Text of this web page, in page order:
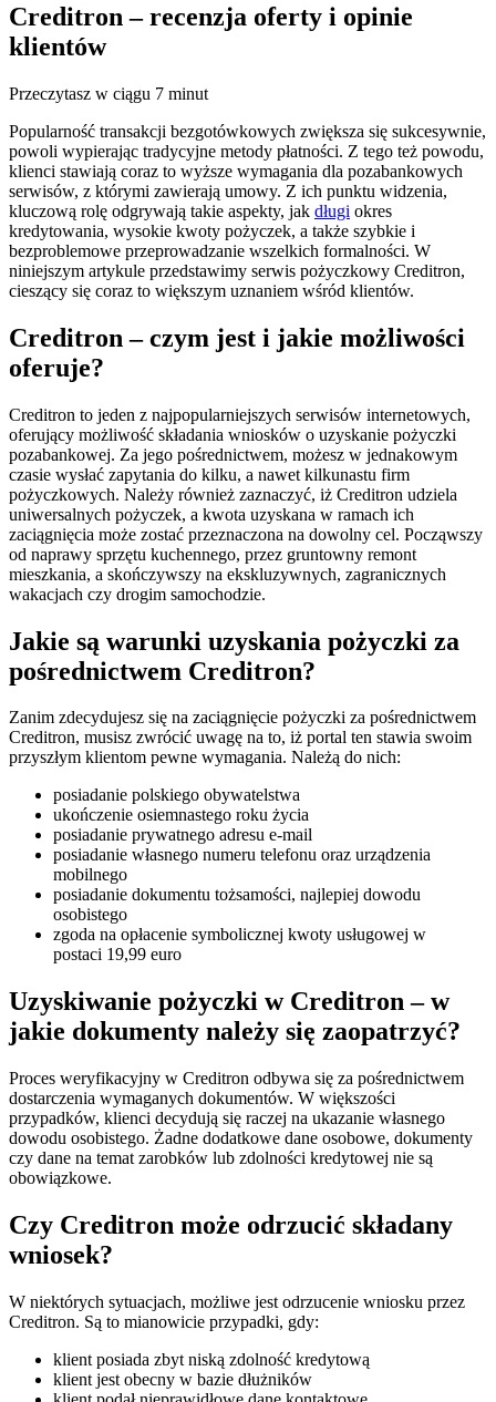
Creditron – recenzja oferty i opinie
klientów
Przeczytasz w ciągu 7 minut
Popularność transakcji bezgotówkowych zwiększa się sukcesywnie,
powoli wypierając tradycyjne metody płatności. Z tego też powodu,
klienci stawiają coraz to wyższe wymagania dla pozabankowych
serwisów, z którymi zawierają umowy. Z ich punktu widzenia,
kluczową rolę odgrywają takie aspekty, jak długi okres
kredytowania, wysokie kwoty pożyczek, a także szybkie i
bezproblemowe przeprowadzanie wszelkich formalności. W
niniejszym artykule przedstawimy serwis pożyczkowy Creditron,
cieszący się coraz to większym uznaniem wśród klientów.
Creditron – czym jest i jakie możliwości
oferuje?
Creditron to jeden z najpopularniejszych serwisów internetowych,
oferujący możliwość składania wniosków o uzyskanie pożyczki
pozabankowej. Za jego pośrednictwem, możesz w jednakowym
czasie wysłać zapytania do kilku, a nawet kilkunastu firm
pożyczkowych. Należy również zaznaczyć, iż Creditron udziela
uniwersalnych pożyczek, a kwota uzyskana w ramach ich
zaciągnięcia może zostać przeznaczona na dowolny cel. Począwszy
od naprawy sprzętu kuchennego, przez gruntowny remont
mieszkania, a skończywszy na ekskluzywnych, zagranicznych
wakacjach czy drogim samochodzie.
Jakie są warunki uzyskania pożyczki za
pośrednictwem Creditron?
Zanim zdecydujesz się na zaciągnięcie pożyczki za pośrednictwem
Creditron, musisz zwrócić uwagę na to, iż portal ten stawia swoim
przyszłym klientom pewne wymagania. Należą do nich:
posiadanie polskiego obywatelstwa
ukończenie osiemnastego roku życia
posiadanie prywatnego adresu e-mail
posiadanie własnego numeru telefonu oraz urządzenia
mobilnego
posiadanie dokumentu tożsamości, najlepiej dowodu
osobistego
zgoda na opłacenie symbolicznej kwoty usługowej w
postaci 19,99 euro
Uzyskiwanie pożyczki w Creditron – w
jakie dokumenty należy się zaopatrzyć?
Proces weryfikacyjny w Creditron odbywa się za pośrednictwem
dostarczenia wymaganych dokumentów. W większości
przypadków, klienci decydują się raczej na ukazanie własnego
dowodu osobistego. Żadne dodatkowe dane osobowe, dokumenty
czy dane na temat zarobków lub zdolności kredytowej nie są
obowiązkowe.
Czy Creditron może odrzucić składany
wniosek?
W niektórych sytuacjach, możliwe jest odrzucenie wniosku przez
Creditron. Są to mianowicie przypadki, gdy:
klient posiada zbyt niską zdolność kredytową
klient jest obecny w bazie dłużników